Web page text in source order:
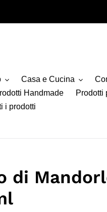
Casa e Cucina
Handmade
Prodotti
i prodotti
di